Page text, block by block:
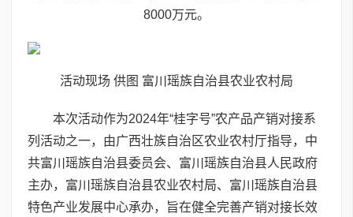
8000万元。
活动现场 供图 富川瑶族自治县农业农村局
本次活动作为2024年“桂字号”农产品产销对接系
列活动之一，由广西壮族自治区农业农村厅指导，中
共富川瑶族自治县委员会、富川瑶族自治县人民政府
主办，富川瑶族自治县农业农村局、富川瑶族自治县
特色产业发展中心承办，旨在健全完善产销对接长效